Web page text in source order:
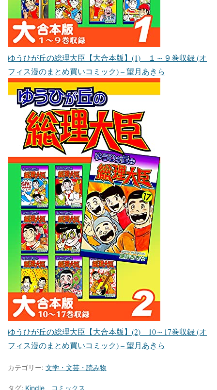
ゆうひが丘の総理大臣【大合本版】(1) １～９巻収録 (オ
フィス漫のまとめ買いコミック) – 望月あきら
ゆうひが丘の総理大臣【大合本版】(2) 10～17巻収録 (オ
フィス漫のまとめ買いコミック) – 望月あきら
カテゴリー: 文学・文芸・読み物
タグ: Kindle コミックス